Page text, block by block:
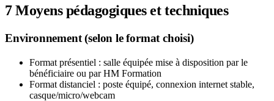
7Moyens pédagogiques et techniques
Environnement (selon le format choisi)
Format présentiel : salle équipée mise à disposition par le
bénéficiaire ou par HM Formation
Format distanciel : poste équipé, connexion internet stable,
casque/micro/webcam